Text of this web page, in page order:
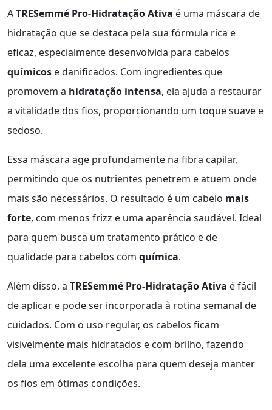
ATRESemmé Pro-Hidratação Ativa é uma máscara de
hidratação que se destaca pela sua fórmula rica e
eficaz, especialmente desenvolvida para cabelos
químicos e danificados. Com ingredientes que
promovem a hidratação intensa, ela ajuda a restaurar
a vitalidade dos fios, proporcionando um toque suave e
sedoso.
Essa máscara age profundamente na fibra capilar,
permitindo que os nutrientes penetrem e atuem onde
mais são necessários. O resultado é um cabelo mais
forte, com menos frizz e uma aparência saudável. Ideal
para quem busca um tratamento prático e de
qualidade para cabelos com química.
Além disso, a TRESemmé Pro-Hidratação Ativa é fácil
de aplicar e pode ser incorporada à rotina semanal de
cuidados. Com o uso regular, os cabelos ficam
visivelmente mais hidratados e com brilho, fazendo
dela uma excelente escolha para quem deseja manter
os fios em ótimas condições.